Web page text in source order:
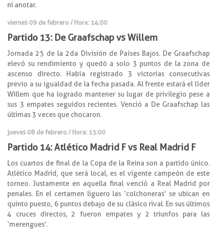
ni anotar.
viernes 09 de febrero / Hora: 14:00
Partido 13: De Graafschap vs Willem
Jornada 25 de la 2da División de Países Bajos. De Graafschap
elevó su rendimiento y quedó a solo 3 puntos de la zona de
ascenso directo. Había registrado 3 victorias consecutivas
previo a su igualdad de la fecha pasada. Al frente estará el líder
Willem que ha logrado mantener su lugar de privilegio pese a
sus 3 empates seguidos recientes. Venció a De Graafschap las
últimas 3 veces que chocaron.
jueves 08 de febrero / Hora: 15:00
Partido 14: Atlético Madrid F vs Real Madrid F
Los cuartos de final de la Copa de la Reina son a partido único.
Atlético Madrid, que será local, es el vigente campeón de este
torneo. Justamente en aquella final venció a Real Madrid por
penales. En el certamen liguero las ‘colchoneras’ se ubican en
quinto puesto, 6 puntos debajo de su clásico rival. En sus últimos
4 cruces directos, 2 fueron empates y 2 triunfos para las
‘merengues’.